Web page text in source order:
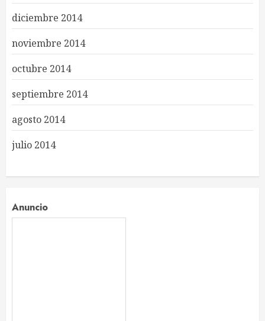
diciembre 2014
noviembre 2014
octubre 2014
septiembre 2014
agosto 2014
julio 2014
Anuncio